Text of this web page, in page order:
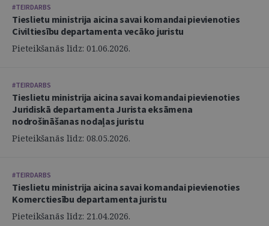
#TEIRDARBS
Tieslietu ministrija aicina savai komandai pievienoties
Civiltiesību departamenta vecāko juristu
Pieteikšanās līdz: 01.06.2026.
#TEIRDARBS
Tieslietu ministrija aicina savai komandai pievienoties
Juridiskā departamenta Jurista eksāmena
nodrošināšanas nodaļas juristu
Pieteikšanās līdz: 08.05.2026.
#TEIRDARBS
Tieslietu ministrija aicina savai komandai pievienoties
Komerctiesību departamenta juristu
Pieteikšanās līdz: 21.04.2026.